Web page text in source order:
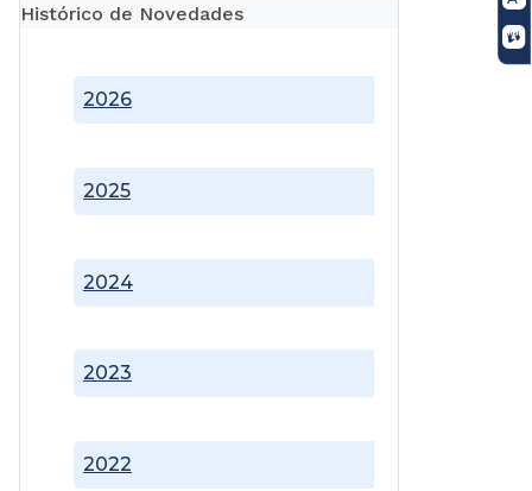
Histórico de Novedades
2022
2023
2024
2025
2026